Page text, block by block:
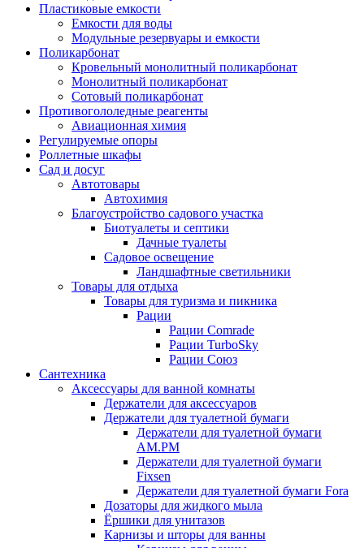
Пластиковые емкости
Емкости для воды
Модульные резервуары и емкости
Поликарбонат
Кровельный монолитный поликарбонат
Монолитный поликарбонат
Сотовый поликарбонат
Противогололедные реагенты
Авиационная химия
Регулируемые опоры
Роллетные шкафы
Сад и досуг
Автотовары
Автохимия
Благоустройство садового участка
Биотуалеты и септики
Дачные туалеты
Садовое освещение
Ландшафтные светильники
Товары для отдыха
Товары для туризма и пикника
Рации
Рации Comrade
Рации TurboSky
Рации Союз
Сантехника
Аксессуары для ванной комнаты
Держатели для аксессуаров
Держатели для туалетной бумаги
Держатели для туалетной бумаги
AM.PM
Держатели для туалетной бумаги
Fixsen
Держатели для туалетной бумаги Fora
Дозаторы для жидкого мыла
Ёршики для унитазов
Карнизы и шторы для ванны